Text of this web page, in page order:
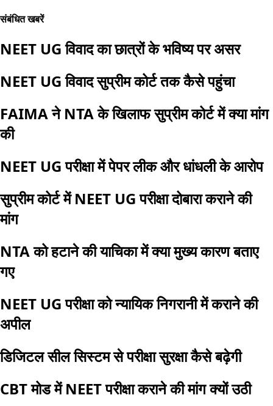
संबंधित खबरें
NEET UG विवाद का छात्रों के भविष्य पर असर
NEET UG विवाद सुप्रीम कोर्ट तक कैसे पहुंचा
FAIMA ने NTA के खिलाफ सुप्रीम कोर्ट में क्या मांग
की
NEET UG परीक्षा में पेपर लीक और धांधली के आरोप
सुप्रीम कोर्ट में NEET UG परीक्षा दोबारा कराने की
मांग
NTA को हटाने की याचिका में क्या मुख्य कारण बताए
गए
NEET UG परीक्षा को न्यायिक निगरानी में कराने की
अपील
डिजिटल सील सिस्टम से परीक्षा सुरक्षा कैसे बढ़ेगी
CBT मोड में NEET परीक्षा कराने की मांग क्यों उठी